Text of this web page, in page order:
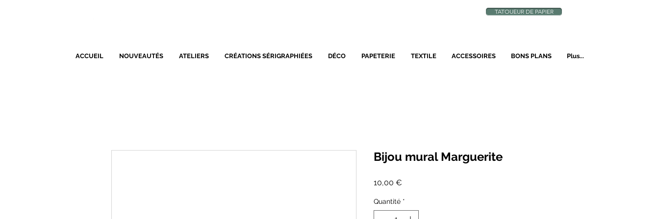
TATOUEUR DE PAPIER
ACCUEIL NOUVEAUTÉS ATELIERS CRÉATIONS SÉRIGRAPHIÉES DÉCO PAPETERIE TEXTILE ACCESSOIRES BONS PLANS Plus...
Bijou mural Marguerite
10,00 €
Quantité *